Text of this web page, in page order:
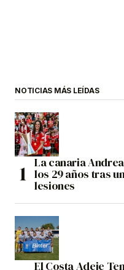
NOTICIAS MÁS LEÍDAS
La canaria
los 29 años tras
lesiones
El Costa Adeje